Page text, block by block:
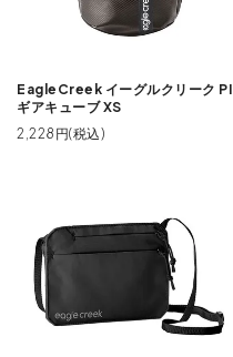
EagleCreek イーグルクリーク PI
ギアキューブ XS
2,228円(税込)